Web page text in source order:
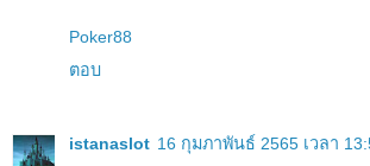
Poker88
ตอบ
istanaslot 16 กุมภาพันธ์ 2565 เวลา